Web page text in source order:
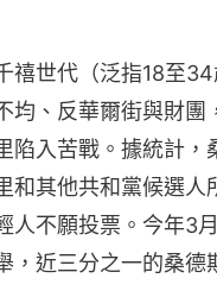
禧世代（泛指18至
均、反華爾街與財團
陷入苦戰。據統計
和其他共和黨候選
人不願投票。今年3
，近三分之一的桑德